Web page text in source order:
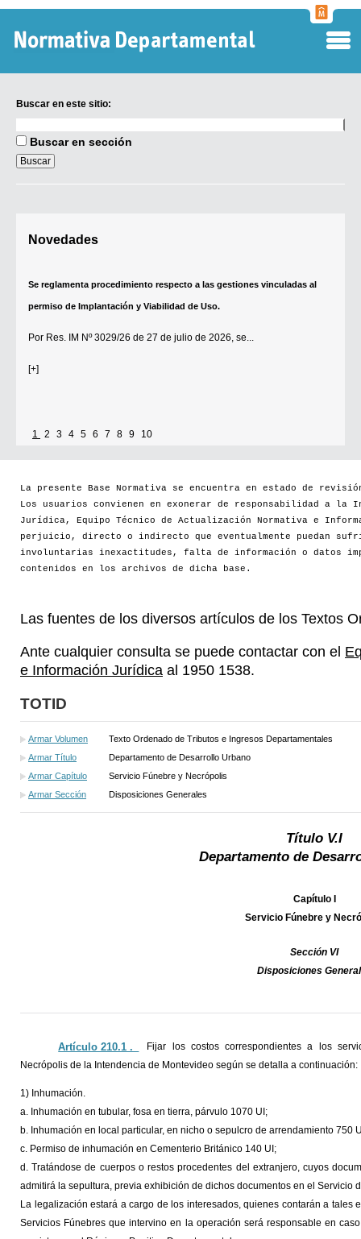
Buscar en este sitio:
en
sitio:
Buscar en sección
Novedades
Por Res. IM Nº 3029/26
Independiente (ECI)
[+]
1 2 3 4 5 6 7 8 9 10
La presente Base Normativa se encuentra en estado de
Los usuarios convienen en exonerar de responsabilidad a la
Jurídica, Equipo Técnico de Actualización Normativa e
perjuicio, directo o indirecto que eventualmente puedan
involuntarias inexactitudes, falta de información o datos
contenidos en los archivos de dicha base.
Las fuentes de los diversos artículos de los Textos
Ante cualquier consulta se puede contactar con el
e Información Jurídica al 1950 1538.
TOTID
Armar Volumen
Texto Ordenado de Tributos e Ingresos Departamentales
Armar Título
Departamento de Desarrollo Urbano
Armar Capítulo
Servicio Fúnebre y Necrópolis
Armar Sección
Disposiciones Generales
Título V.I
Departamento de
Capítulo I
Servicio Fúnebre y
Sección VI
Disposiciones
Artículo 210.1 ._
Fijar los costos correspondientes a los
Necrópolis de la Intendencia de Montevideo según se detalla a continuación:
1) Inhumación.
a. Inhumación en tubular, fosa en tierra, párvulo 1070 UI;
b. Inhumación en local particular, en nicho o sepulcro de arrendamiento 750
c. Permiso de inhumación en Cementerio Británico 140 UI;
d. Tratándose de cuerpos o restos procedentes del extranjero, cuyos
admitirá la sepultura, previa exhibición de dichos documentos en el Servicio
La legalización estará a cargo de los interesados, quienes contarán a tales
Servicios Fúnebres que intervino en la operación será responsable en